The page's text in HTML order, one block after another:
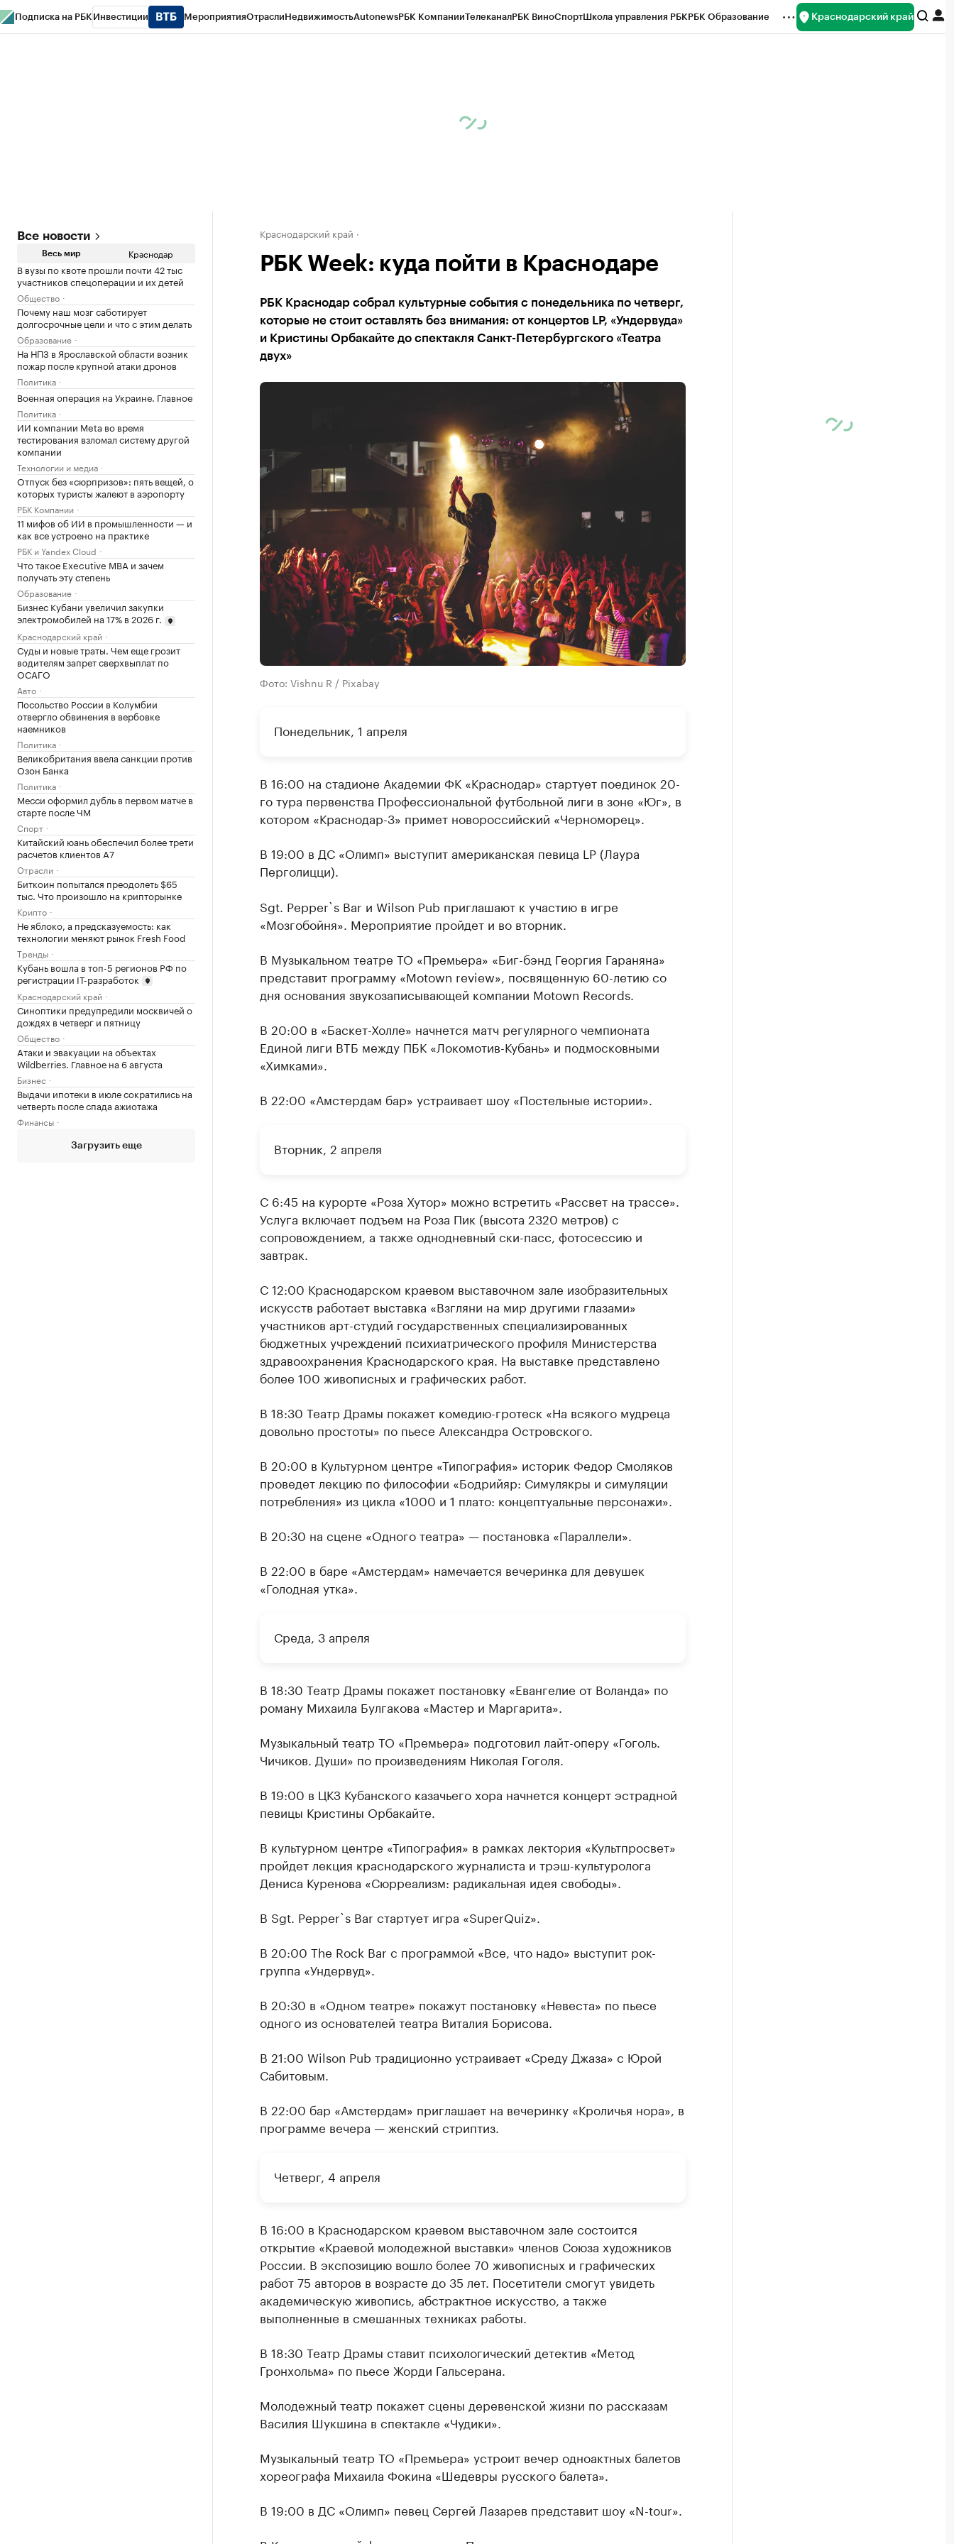
Подписка на РБК Инвестиции МероприятияОтраслиНедвижимостьAutonewsРБК КомпанииТелеканалРБК ВиноСпортШкола управления РБКРБК Образование Краснодарский край
Все новости
Весь мир Краснодар
В вузы по квоте прошли почти 42 тыс
участников спецоперации и их детей
Общество
Почему наш мозг саботирует
долгосрочные цели и что с этим делать
Образование
На НПЗ в Ярославской области возник
пожар после крупной атаки дронов
Политика
Военная операция на Украине. Главное
Политика
ИИ компании Meta во время
тестирования взломал систему другой
компании
Технологии и медиа
Отпуск без «сюрпризов»: пять вещей, о
которых туристы жалеют в аэропорту
РБК Компании
11 мифов об ИИ в промышленности — и
как все устроено на практике
РБК и Yandex Cloud
Что такое Executive MBA и зачем
получать эту степень
Образование
Бизнес Кубани увеличил закупки
электромобилей на 17% в 2026 г.
Краснодарский край
Суды и новые траты. Чем еще грозит
водителям запрет сверхвыплат по
ОСАГО
Авто
Посольство России в Колумбии
отвергло обвинения в вербовке
наемников
Политика
Великобритания ввела санкции против
Озон Банка
Политика
Месси оформил дубль в первом матче в
старте после ЧМ
Спорт
Китайский юань обеспечил более трети
расчетов клиентов А7
Отрасли
Биткоин попытался преодолеть $65
тыс. Что произошло на крипторынке
Крипто
Не яблоко, а предсказуемость: как
технологии меняют рынок Fresh Food
Тренды
Кубань вошла в топ-5 регионов РФ по
регистрации IТ-разработок
Краснодарский край
Синоптики предупредили москвичей о
дождях в четверг и пятницу
Общество
Атаки и эвакуации на объектах
Wildberries. Главное на 6 августа
Бизнес
Выдачи ипотеки в июле сократились на
четверть после спада ажиотажа
Финансы
Загрузить еще
Краснодарский край
РБК Week: куда пойти в Краснодаре
РБК Краснодар собрал культурные события с понедельника по четверг,
которые не стоит оставлять без внимания: от концертов LP, «Ундервуда»
и Кристины Орбакайте до спектакля Санкт-Петербургского «Театра
двух»
Фото: Vishnu R / Pixabay
Понедельник, 1 апреля
В 16:00 на стадионе Академии ФК «Краснодар» стартует поединок 20-
го тура первенства Профессиональной футбольной лиги в зоне «Юг», в
котором «Краснодар-3» примет новороссийский «Черноморец».
В 19:00 в ДС «Олимп» выступит американская певица LP (Лаура
Перголицци).
Sgt. Pepper`s Bar и Wilson Pub приглашают к участию в игре
«Мозгобойня». Мероприятие пройдет и во вторник.
В Музыкальном театре ТО «Премьера» «Биг-бэнд Георгия Гараняна»
представит программу «Motown review», посвященную 60-летию со
дня основания звукозаписывающей компании Motown Records.
В 20:00 в «Баскет-Холле» начнется матч регулярного чемпионата
Единой лиги ВТБ между ПБК «Локомотив-Кубань» и подмосковными
«Химками».
В 22:00 «Амстердам бар» устраивает шоу «Постельные истории».
Вторник, 2 апреля
С 6:45 на курорте «Роза Хутор» можно встретить «Рассвет на трассе».
Услуга включает подъем на Роза Пик (высота 2320 метров) с
сопровождением, а также однодневный ски-пасс, фотосессию и
завтрак.
С 12:00 Краснодарском краевом выставочном зале изобразительных
искусств работает выставка «Взгляни на мир другими глазами»
участников арт-студий государственных специализированных
бюджетных учреждений психиатрического профиля Министерства
здравоохранения Краснодарского края. На выставке представлено
более 100 живописных и графических работ.
В 18:30 Театр Драмы покажет комедию-гротеск «На всякого мудреца
довольно простоты» по пьесе Александра Островского.
В 20:00 в Культурном центре «Типография» историк Федор Смоляков
проведет лекцию по философии «Бодрийяр: Симулякры и симуляции
потребления» из цикла «1000 и 1 плато: концептуальные персонажи».
В 20:30 на сцене «Одного театра» — постановка «Параллели».
В 22:00 в баре «Амстердам» намечается вечеринка для девушек
«Голодная утка».
Среда, 3 апреля
В 18:30 Театр Драмы покажет постановку «Евангелие от Воланда» по
роману Михаила Булгакова «Мастер и Маргарита».
Музыкальный театр ТО «Премьера» подготовил лайт-оперу «Гоголь.
Чичиков. Души» по произведениям Николая Гоголя.
В 19:00 в ЦКЗ Кубанского казачьего хора начнется концерт эстрадной
певицы Кристины Орбакайте.
В культурном центре «Типография» в рамках лектория «Культпросвет»
пройдет лекция краснодарского журналиста и трэш-культуролога
Дениса Куренова «Сюрреализм: радикальная идея свободы».
В Sgt. Pepper`s Bar стартует игра «SuperQuiz».
В 20:00 The Rock Bar с программой «Все, что надо» выступит рок-
группа «Ундервуд».
В 20:30 в «Одном театре» покажут постановку «Невеста» по пьесе
одного из основателей театра Виталия Борисова.
В 21:00 Wilson Pub традиционно устраивает «Среду Джаза» с Юрой
Сабитовым.
В 22:00 бар «Амстердам» приглашает на вечеринку «Кроличья нора», в
программе вечера — женский стриптиз.
Четверг, 4 апреля
В 16:00 в Краснодарском краевом выставочном зале состоится
открытие «Краевой молодежной выставки» членов Союза художников
России. В экспозицию вошло более 70 живописных и графических
работ 75 авторов в возрасте до 35 лет. Посетители смогут увидеть
академическую живопись, абстрактное искусство, а также
выполненные в смешанных техниках работы.
В 18:30 Театр Драмы ставит психологический детектив «Метод
Гронхольма» по пьесе Жорди Гальсерана.
Молодежный театр покажет сцены деревенской жизни по рассказам
Василия Шукшина в спектакле «Чудики».
Музыкальный театр ТО «Премьера» устроит вечер одноактных балетов
хореографа Михаила Фокина «Шедевры русского балета».
В 19:00 в ДС «Олимп» певец Сергей Лазарев представит шоу «N-tour».